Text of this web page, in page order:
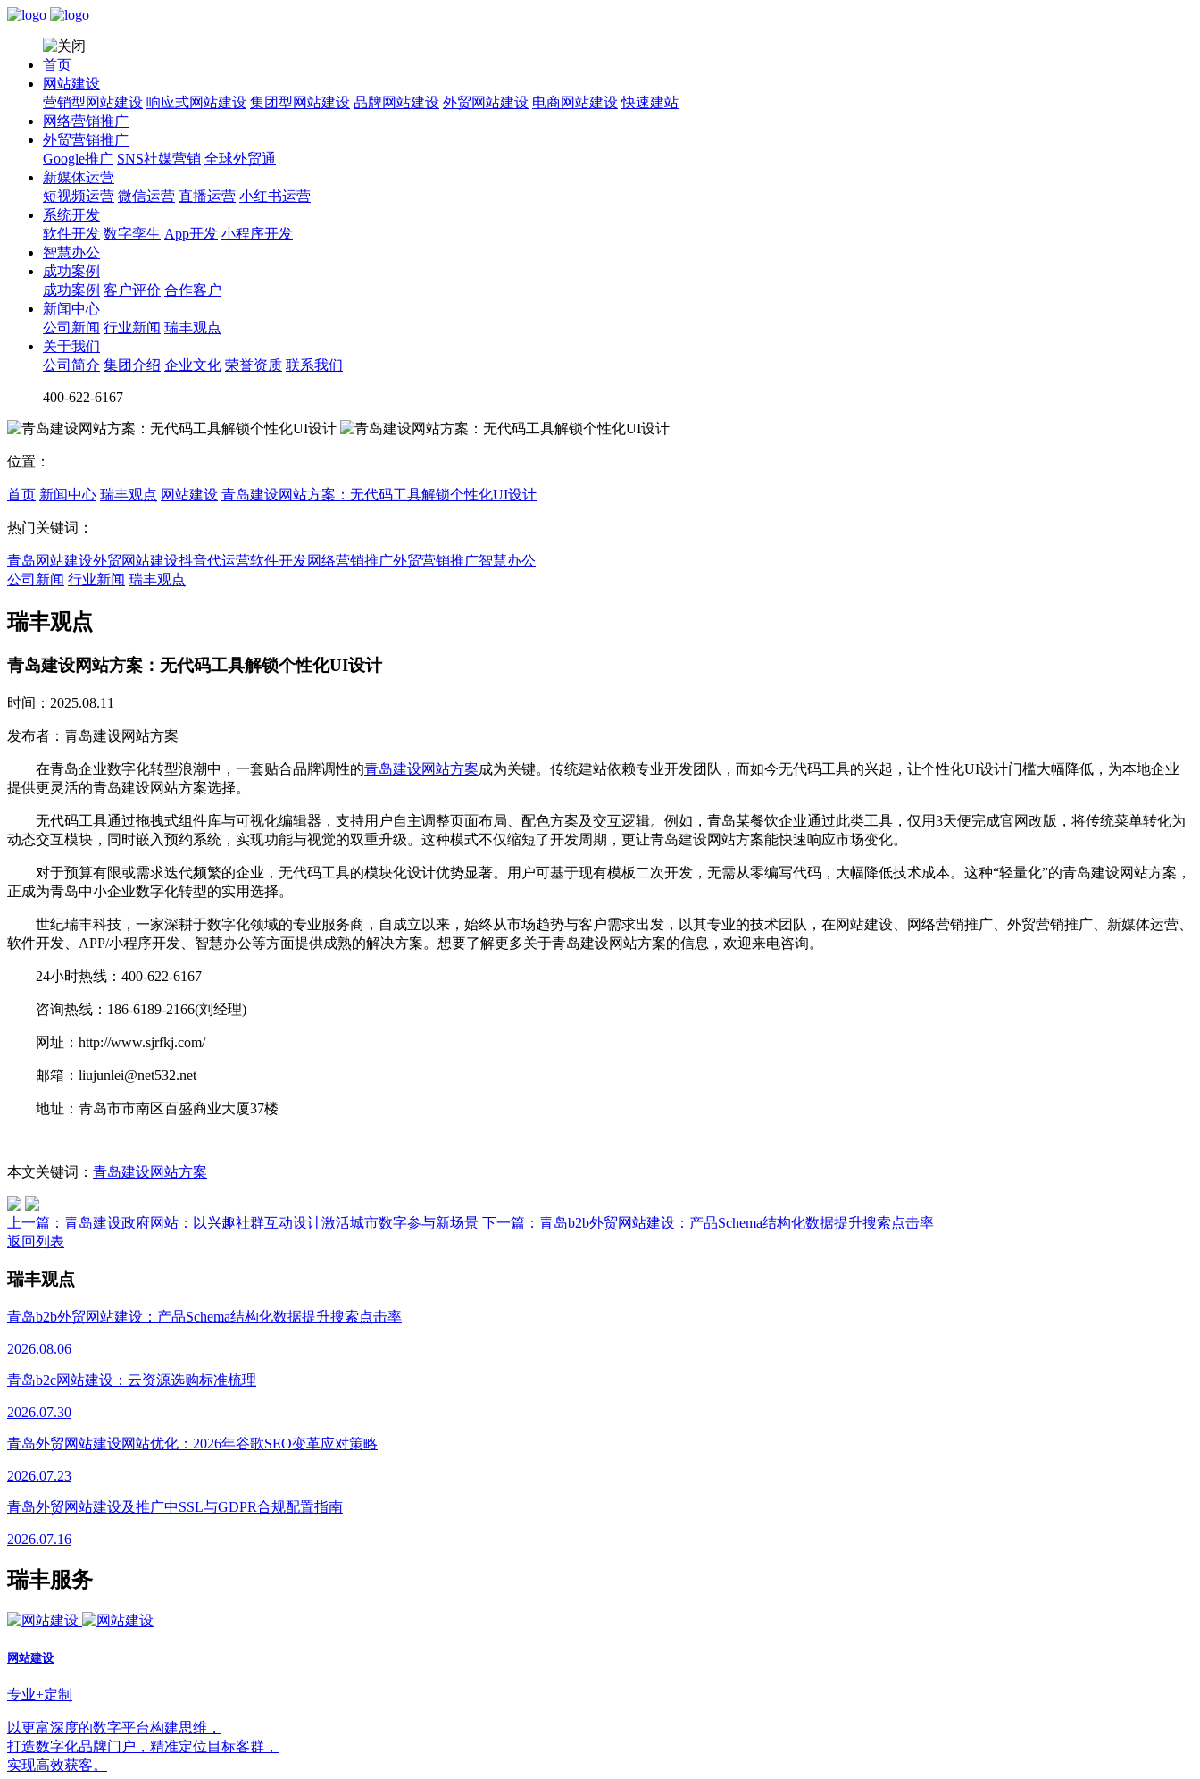
首页
网站建设
营销型网站建设 响应式网站建设 集团型网站建设 品牌网站建设 外贸网站建设 电商网站建设 快速建站
网络营销推广
外贸营销推广
Google推广 SNS社媒营销 全球外贸通
新媒体运营
短视频运营 微信运营 直播运营 小红书运营
系统开发
软件开发 数字孪生 App开发 小程序开发
智慧办公
成功案例
成功案例 客户评价 合作客户
新闻中心
公司新闻 行业新闻 瑞丰观点
关于我们
公司简介 集团介绍 企业文化 荣誉资质 联系我们
400-622-6167
位置：
首页 新闻中心 瑞丰观点 网站建设 青岛建设网站方案：无代码工具解锁个性化UI设计
热门关键词：
青岛网站建设外贸网站建设抖音代运营软件开发网络营销推广外贸营销推广智慧办公
公司新闻 行业新闻 瑞丰观点
瑞丰观点
青岛建设网站方案：无代码工具解锁个性化UI设计
时间：2025.08.11
发布者：青岛建设网站方案
在青岛企业数字化转型浪潮中，一套贴合品牌调性的青岛建设网站方案成为关键。传统建站依赖专业开发团队，而如今无代码工具的兴起，让个性化UI设计门槛大幅降低，为本地企业
提供更灵活的青岛建设网站方案选择。
无代码工具通过拖拽式组件库与可视化编辑器，支持用户自主调整页面布局、配色方案及交互逻辑。例如，青岛某餐饮企业通过此类工具，仅用3天便完成官网改版，将传统菜单转化为
动态交互模块，同时嵌入预约系统，实现功能与视觉的双重升级。这种模式不仅缩短了开发周期，更让青岛建设网站方案能快速响应市场变化。
对于预算有限或需求迭代频繁的企业，无代码工具的模块化设计优势显著。用户可基于现有模板二次开发，无需从零编写代码，大幅降低技术成本。这种“轻量化”的青岛建设网站方案，
正成为青岛中小企业数字化转型的实用选择。
世纪瑞丰科技，一家深耕于数字化领域的专业服务商，自成立以来，始终从市场趋势与客户需求出发，以其专业的技术团队，在网站建设、网络营销推广、外贸营销推广、新媒体运营、
软件开发、APP/小程序开发、智慧办公等方面提供成熟的解决方案。想要了解更多关于青岛建设网站方案的信息，欢迎来电咨询。
24小时热线：400-622-6167
咨询热线：186-6189-2166(刘经理)
网址：http://www.sjrfkj.com/
邮箱：liujunlei@net532.net
地址：青岛市市南区百盛商业大厦37楼
本文关键词： 青岛建设网站方案
上一篇： 青岛建设政府网站：以兴趣社群互动设计激活城市数字参与新场景 下一篇： 青岛b2b外贸网站建设：产品Schema结构化数据提升搜索点击率
返回列表
瑞丰观点
青岛b2b外贸网站建设：产品Schema结构化数据提升搜索点击率
2026.08.06
青岛b2c网站建设：云资源选购标准梳理
2026.07.30
青岛外贸网站建设网站优化：2026年谷歌SEO变革应对策略
2026.07.23
青岛外贸网站建设及推广中SSL与GDPR合规配置指南
2026.07.16
瑞丰服务
网站建设
专业+定制
以更富深度的数字平台构建思维，
打造数字化品牌门户，精准定位目标客群，
实现高效获客。